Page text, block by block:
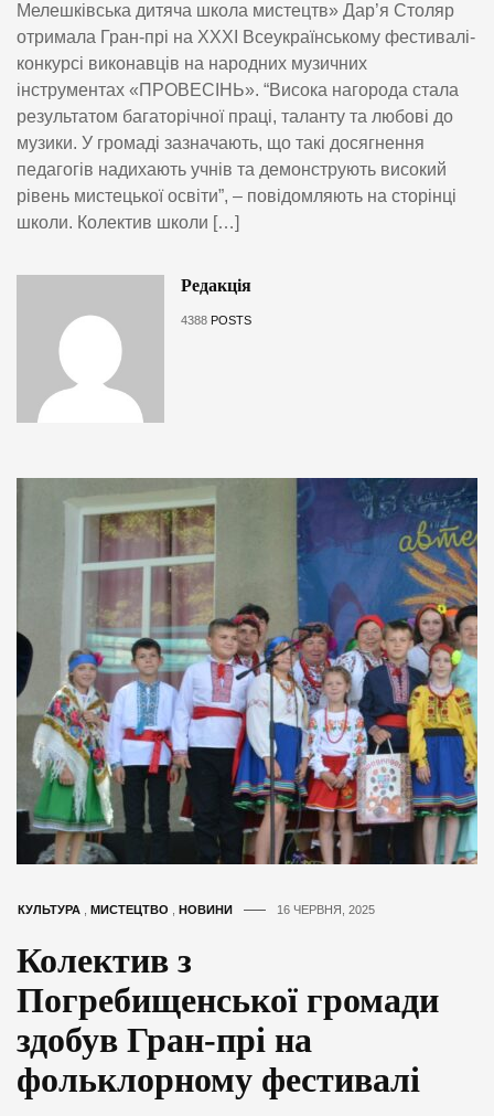
Мелешківська дитяча школа мистецтв» Дар’я Столяр
отримала Гран-прі на ХХХІ Всеукраїнському фестивалі-
конкурсі виконавців на народних музичних
інструментах «ПРОВЕСІНЬ». “Висока нагорода стала
результатом багаторічної праці, таланту та любові до
музики. У громаді зазначають, що такі досягнення
педагогів надихають учнів та демонструють високий
рівень мистецької освіти”, – повідомляють на сторінці
школи. Колектив школи […]
Редакція
4388 POSTS
КУЛЬТУРА МИСТЕЦТВО НОВИНИ 16 ЧЕРВНЯ, 2025
Колектив з
Погребищенської громади
здобув Гран-прі на
фольклорному фестивалі